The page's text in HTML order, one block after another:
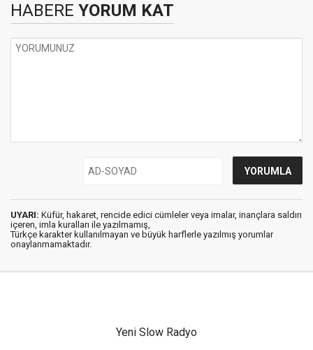
HABERE YORUM KAT
UYARI: Küfür, hakaret, rencide edici cümleler veya imalar, inançlara saldırı
içeren, imla kuralları ile yazılmamış,
Türkçe karakter kullanılmayan ve büyük harflerle yazılmış yorumlar
onaylanmamaktadır.
Yeni Slow Radyo